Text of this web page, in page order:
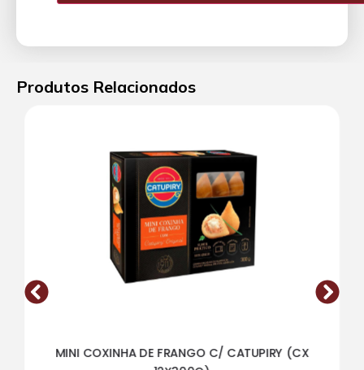
Produtos Relacionados
MINI COXINHA DE FRANGO C/ CATUPIRY (CX